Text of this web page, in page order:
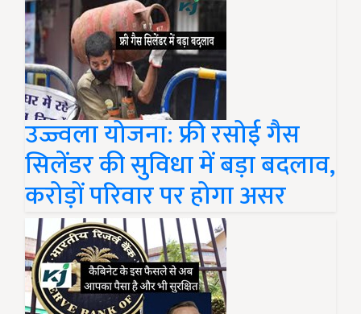
उज्ज्वला योजना: फ्री रसोई गैस
सिलेंडर की सुविधा में बड़ा बदलाव,
करोड़ों परिवार पर होगा असर